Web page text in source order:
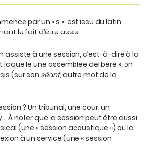
par un « s », est issu du latin
le fait d’être assis.
assiste à une session, c’est-à-dire à la
laquelle une assemblée délibère », on
(sur son séant, autre mot de la
? Un tribunal, une cour, un
À noter que la session peut être aussi
(une « session acoustique ») ou la
à un service (une « session